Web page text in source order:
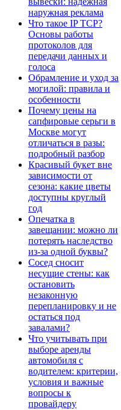
наружная реклама
Что такое IP TCP?
Основы работы
протоколов для
передачи данных и
голоса
Обрамление и уход за
могилой: правила и
особенности
Почему цены на
сапфировые серьги в
Москве могут
отличаться в разы:
подробный разбор
Красивый букет вне
зависимости от
сезона: какие цветы
доступны круглый
год
Опечатка в
завещании: можно ли
потерять наследство
из-за одной буквы?
Сосед сносит
несущие стены: как
остановить
незаконную
перепланировку и не
остаться под
завалами?
Что учитывать при
выборе аренды
автомобиля с
водителем: критерии,
условия и важные
вопросы к
провайдеру